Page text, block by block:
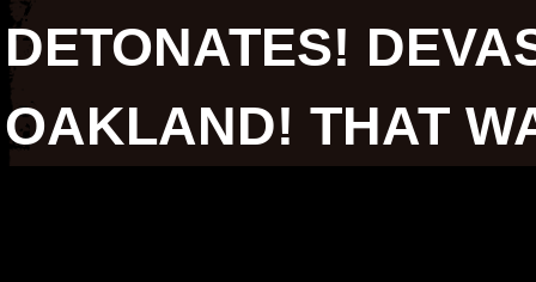
DETONATES!
OAKLAND! THAT